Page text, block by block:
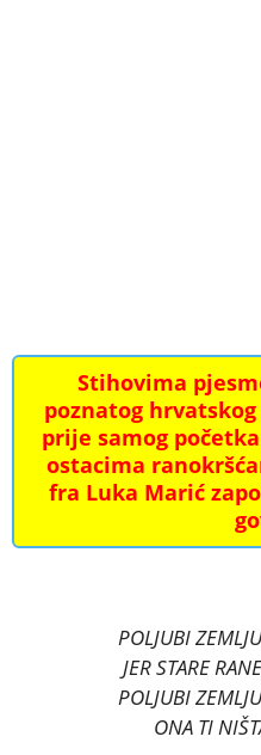
Stihovima
poznatog
prije samog
ostacima
fra Luka Marić
POLJUBI
JER STARE
POLJUBI
ONA TI